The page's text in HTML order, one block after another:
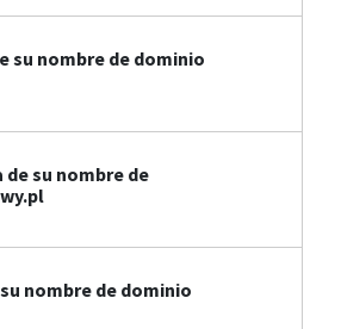
su nombre de dominio
su nombre de
nombre de dominio